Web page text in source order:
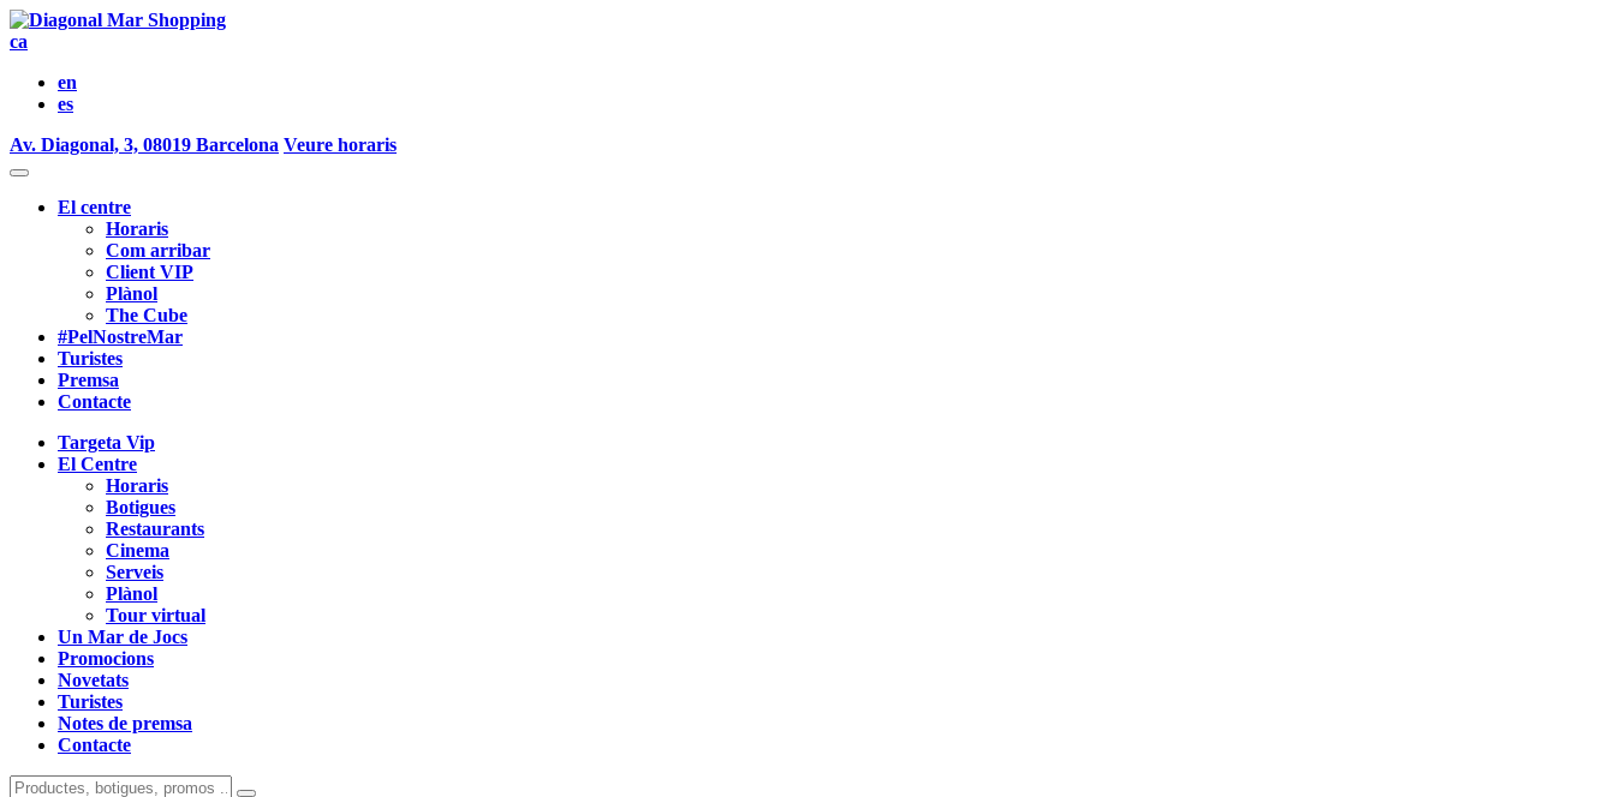
ca
en
es
Av. Diagonal, 3, 08019 Barcelona Veure horaris
El centre
Horaris
Com arribar
Client VIP
Plànol
The Cube
#PelNostreMar
Turistes
Premsa
Contacte
Targeta Vip
El Centre
Horaris
Botigues
Restaurants
Cinema
Serveis
Plànol
Tour virtual
Un Mar de Jocs
Promocions
Novetats
Turistes
Notes de premsa
Contacte